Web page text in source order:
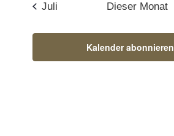
Juli Dieser Monat
Kalender abonnieren